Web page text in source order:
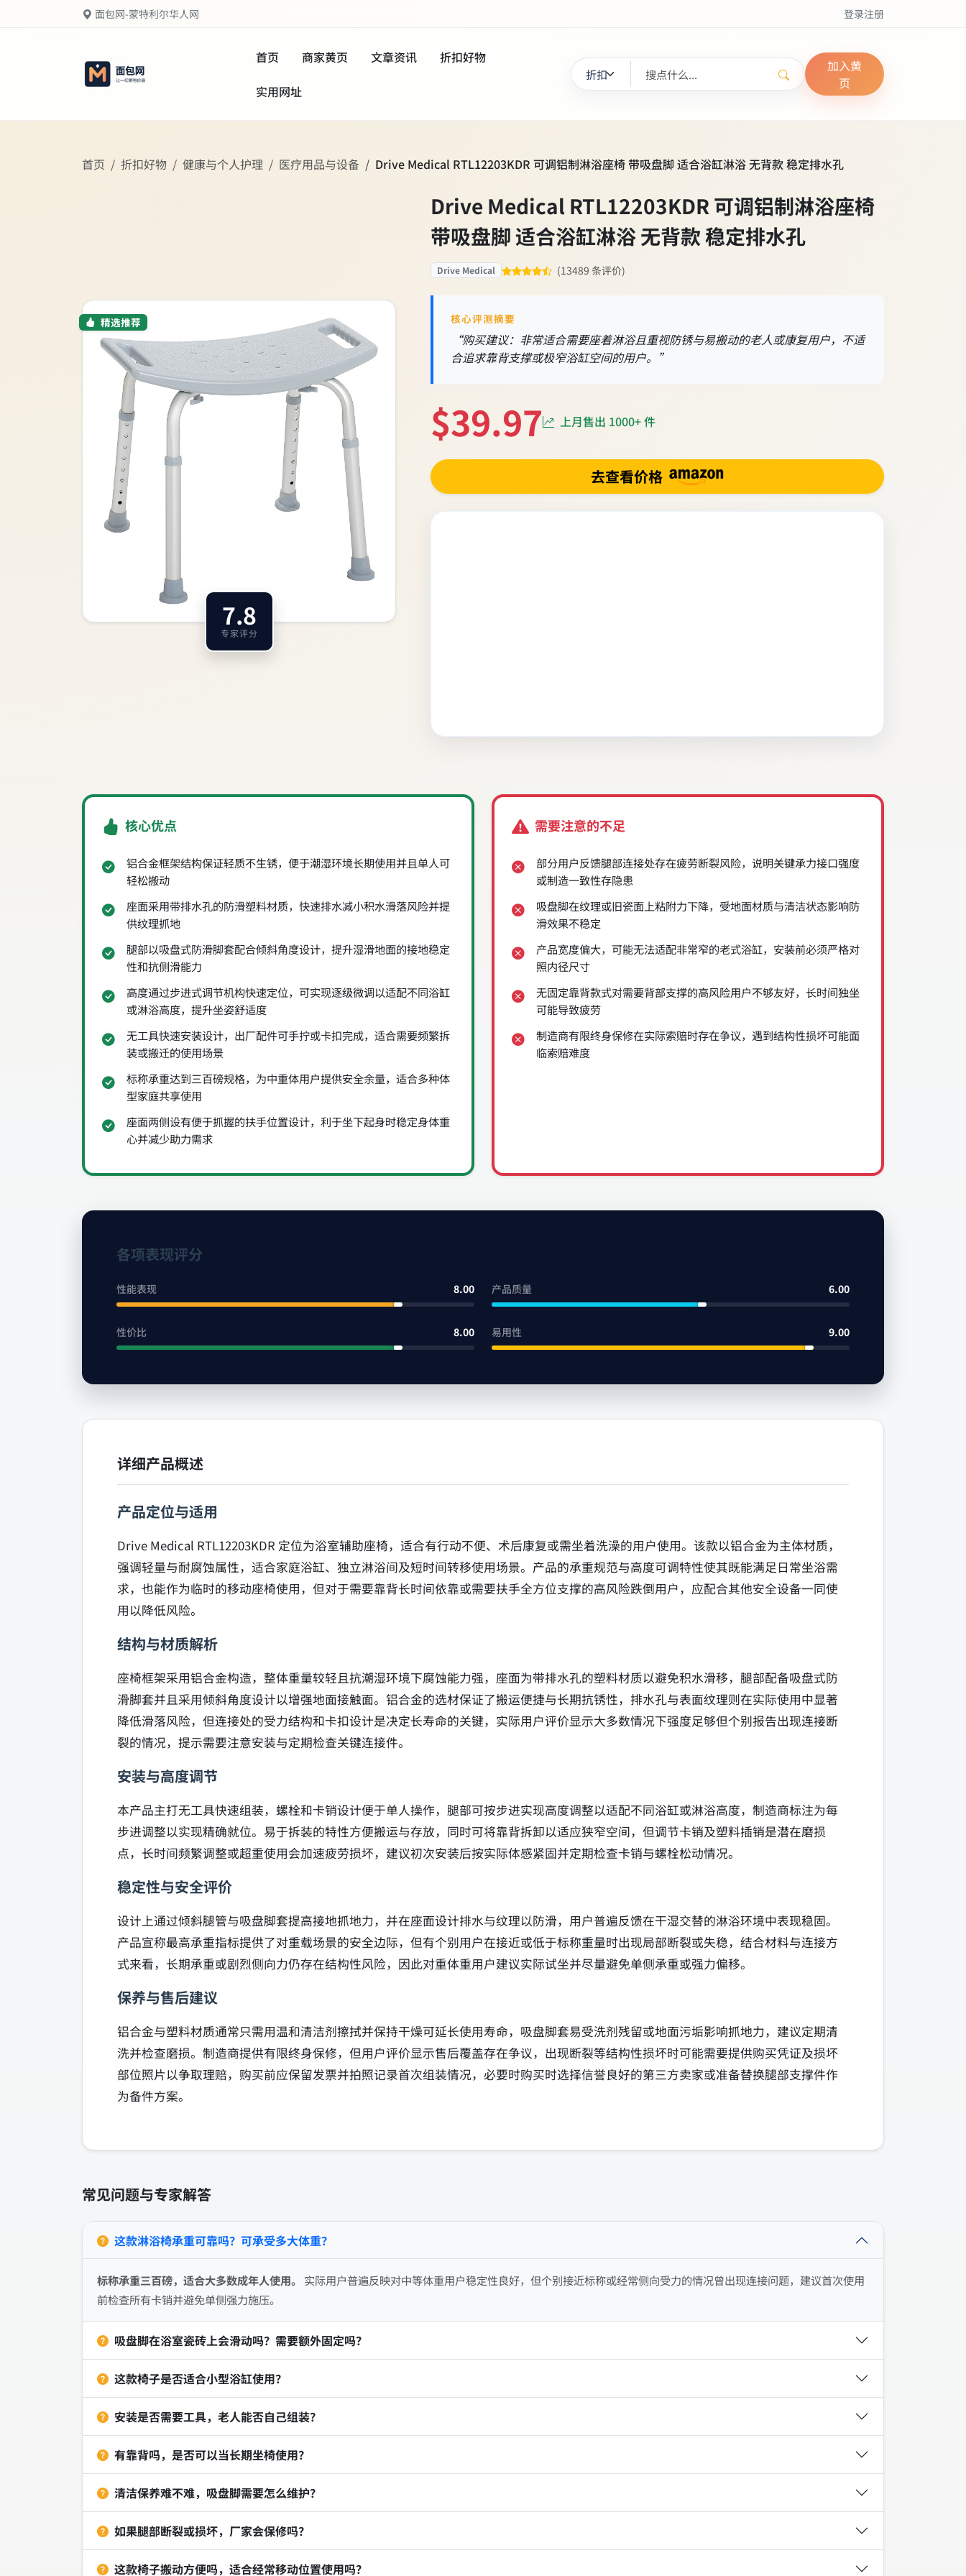
面包网-蒙特利尔华人网 登录注册
首页 商家黄页 文章资讯 折扣好物
实用网址
加入黄
页
首页 折扣好物 健康与个人护理 医疗用品与设备 Drive Medical RTL12203KDR 可调铝制淋浴座椅 带吸盘脚 适合浴缸淋浴 无背款 稳定排水孔
精选推荐
7.8
专家评分
Drive Medical RTL12203KDR 可调铝制淋浴座椅
带吸盘脚 适合浴缸淋浴 无背款 稳定排水孔
Drive Medical (13489 条评价)
核心评测摘要
“购买建议：非常适合需要座着淋浴且重视防锈与易搬动的老人或康复用户，不适
合追求靠背支撑或极窄浴缸空间的用户。”
$39.97 上月售出 1000+ 件
去查看价格
核心优点
铝合金框架结构保证轻质不生锈，便于潮湿环境长期使用并且单人可
轻松搬动
座面采用带排水孔的防滑塑料材质，快速排水减小积水滑落风险并提
供纹理抓地
腿部以吸盘式防滑脚套配合倾斜角度设计，提升湿滑地面的接地稳定
性和抗侧滑能力
高度通过步进式调节机构快速定位，可实现逐级微调以适配不同浴缸
或淋浴高度，提升坐姿舒适度
无工具快速安装设计，出厂配件可手拧或卡扣完成，适合需要频繁拆
装或搬迁的使用场景
标称承重达到三百磅规格，为中重体用户提供安全余量，适合多种体
型家庭共享使用
座面两侧设有便于抓握的扶手位置设计，利于坐下起身时稳定身体重
心并减少助力需求
需要注意的不足
部分用户反馈腿部连接处存在疲劳断裂风险，说明关键承力接口强度
或制造一致性存隐患
吸盘脚在纹理或旧瓷面上粘附力下降，受地面材质与清洁状态影响防
滑效果不稳定
产品宽度偏大，可能无法适配非常窄的老式浴缸，安装前必须严格对
照内径尺寸
无固定靠背款式对需要背部支撑的高风险用户不够友好，长时间独坐
可能导致疲劳
制造商有限终身保修在实际索赔时存在争议，遇到结构性损坏可能面
临索赔难度
各项表现评分
性能表现 8.00 产品质量 6.00
性价比 8.00 易用性 9.00
详细产品概述
产品定位与适用
Drive Medical RTL12203KDR 定位为浴室辅助座椅，适合有行动不便、术后康复或需坐着洗澡的用户使用。该款以铝合金为主体材质，
强调轻量与耐腐蚀属性，适合家庭浴缸、独立淋浴间及短时间转移使用场景。产品的承重规范与高度可调特性使其既能满足日常坐浴需
求，也能作为临时的移动座椅使用，但对于需要靠背长时间依靠或需要扶手全方位支撑的高风险跌倒用户，应配合其他安全设备一同使
用以降低风险。
结构与材质解析
座椅框架采用铝合金构造，整体重量较轻且抗潮湿环境下腐蚀能力强，座面为带排水孔的塑料材质以避免积水滑移，腿部配备吸盘式防
滑脚套并且采用倾斜角度设计以增强地面接触面。铝合金的选材保证了搬运便捷与长期抗锈性，排水孔与表面纹理则在实际使用中显著
降低滑落风险，但连接处的受力结构和卡扣设计是决定长寿命的关键，实际用户评价显示大多数情况下强度足够但个别报告出现连接断
裂的情况，提示需要注意安装与定期检查关键连接件。
安装与高度调节
本产品主打无工具快速组装，螺栓和卡销设计便于单人操作，腿部可按步进实现高度调整以适配不同浴缸或淋浴高度，制造商标注为每
步进调整以实现精确就位。易于拆装的特性方便搬运与存放，同时可将靠背拆卸以适应狭窄空间，但调节卡销及塑料插销是潜在磨损
点，长时间频繁调整或超重使用会加速疲劳损坏，建议初次安装后按实际体感紧固并定期检查卡销与螺栓松动情况。
稳定性与安全评价
设计上通过倾斜腿管与吸盘脚套提高接地抓地力，并在座面设计排水与纹理以防滑，用户普遍反馈在干湿交替的淋浴环境中表现稳固。
产品宣称最高承重指标提供了对重载场景的安全边际，但有个别用户在接近或低于标称重量时出现局部断裂或失稳，结合材料与连接方
式来看，长期承重或剧烈侧向力仍存在结构性风险，因此对重体重用户建议实际试坐并尽量避免单侧承重或强力偏移。
保养与售后建议
铝合金与塑料材质通常只需用温和清洁剂擦拭并保持干燥可延长使用寿命，吸盘脚套易受洗剂残留或地面污垢影响抓地力，建议定期清
洗并检查磨损。制造商提供有限终身保修，但用户评价显示售后覆盖存在争议，出现断裂等结构性损坏时可能需要提供购买凭证及损坏
部位照片以争取理赔，购买前应保留发票并拍照记录首次组装情况，必要时购买时选择信誉良好的第三方卖家或准备替换腿部支撑件作
为备件方案。
常见问题与专家解答
这款淋浴椅承重可靠吗？可承受多大体重？
标称承重三百磅，适合大多数成年人使用。 实际用户普遍反映对中等体重用户稳定性良好，但个别接近标称或经常侧向受力的情况曾出现连接问题，建议首次使用
前检查所有卡销并避免单侧强力施压。
吸盘脚在浴室瓷砖上会滑动吗？需要额外固定吗？
这款椅子是否适合小型浴缸使用？
安装是否需要工具，老人能否自己组装？
有靠背吗，是否可以当长期坐椅使用？
清洁保养难不难，吸盘脚需要怎么维护？
如果腿部断裂或损坏，厂家会保修吗？
这款椅子搬动方便吗，适合经常移动位置使用吗？